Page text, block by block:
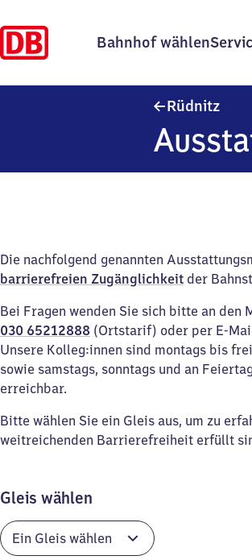
Bahnhof wählen
Rüdnitz
Die nachfolgend genannten
barrierefreien Zugänglichkeit der
Bei Fragen wenden Sie sich bitte an
030 65212888 (Ortstarif) oder per E-
Unsere Kolleg:innen sind montags bis
sowie samstags, sonntags und an
erreichbar.
Bitte wählen Sie ein Gleis aus, um zu
weitreichenden Barrierefreiheit erfüllt
Gleis wählen